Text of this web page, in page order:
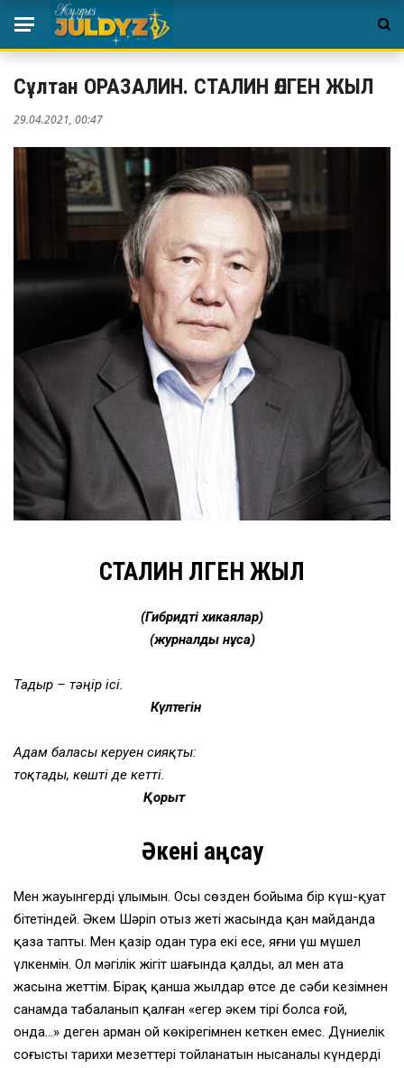
Сұлтан ОРАЗАЛИН. СТАЛИН ӨЛГЕН ЖЫЛ
29.04.2021, 00:47
СТАЛИН ӨЛГЕН ЖЫЛ
(Гибридті хикаялар)
(журналдық нұсқа)
Тағдыр – тәңір ісі.
Күлтегін
Адам баласы керуен сияқты:
тоқтады, көшті де кетті.
Қорқыт
Әкені аңсау
Мен жауынгердің ұлымын. Осы сөзден бойыма бір күш-қуат
бітетін­дей. Әкем Шәріп отыз жеті жасында қан майданда
қаза тапты. Мен қазір одан тура екі есе, яғни үш мүшел
үлкенмін. Ол мәңгілік жігіт шағында қалды, ал мен ата
жасына жеттім. Бірақ қанша жылдар өтсе де сәби кезімнен
санамда таңбаланып қалған «егер әкем тірі болса ғой,
онда…» деген арман ой көкірегімнен кеткен емес. Дүниелік
соғыстың тарихи мезеттері тойланатын нысаналы күндерді